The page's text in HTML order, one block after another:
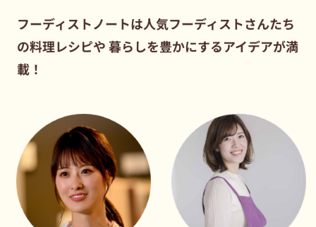
フーディストノートは人気フーディストさんたち
の料理レシピや暮らしを豊かにするアイデアが満
載！